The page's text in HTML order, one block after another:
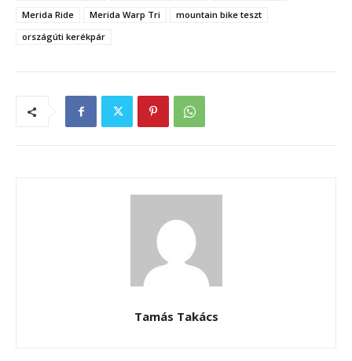
Merida Ride
Merida Warp Tri
mountain bike teszt
országúti kerékpár
Tamás Takács